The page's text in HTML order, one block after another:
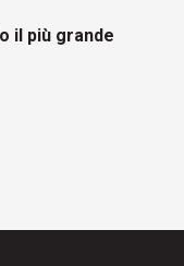
il più grande